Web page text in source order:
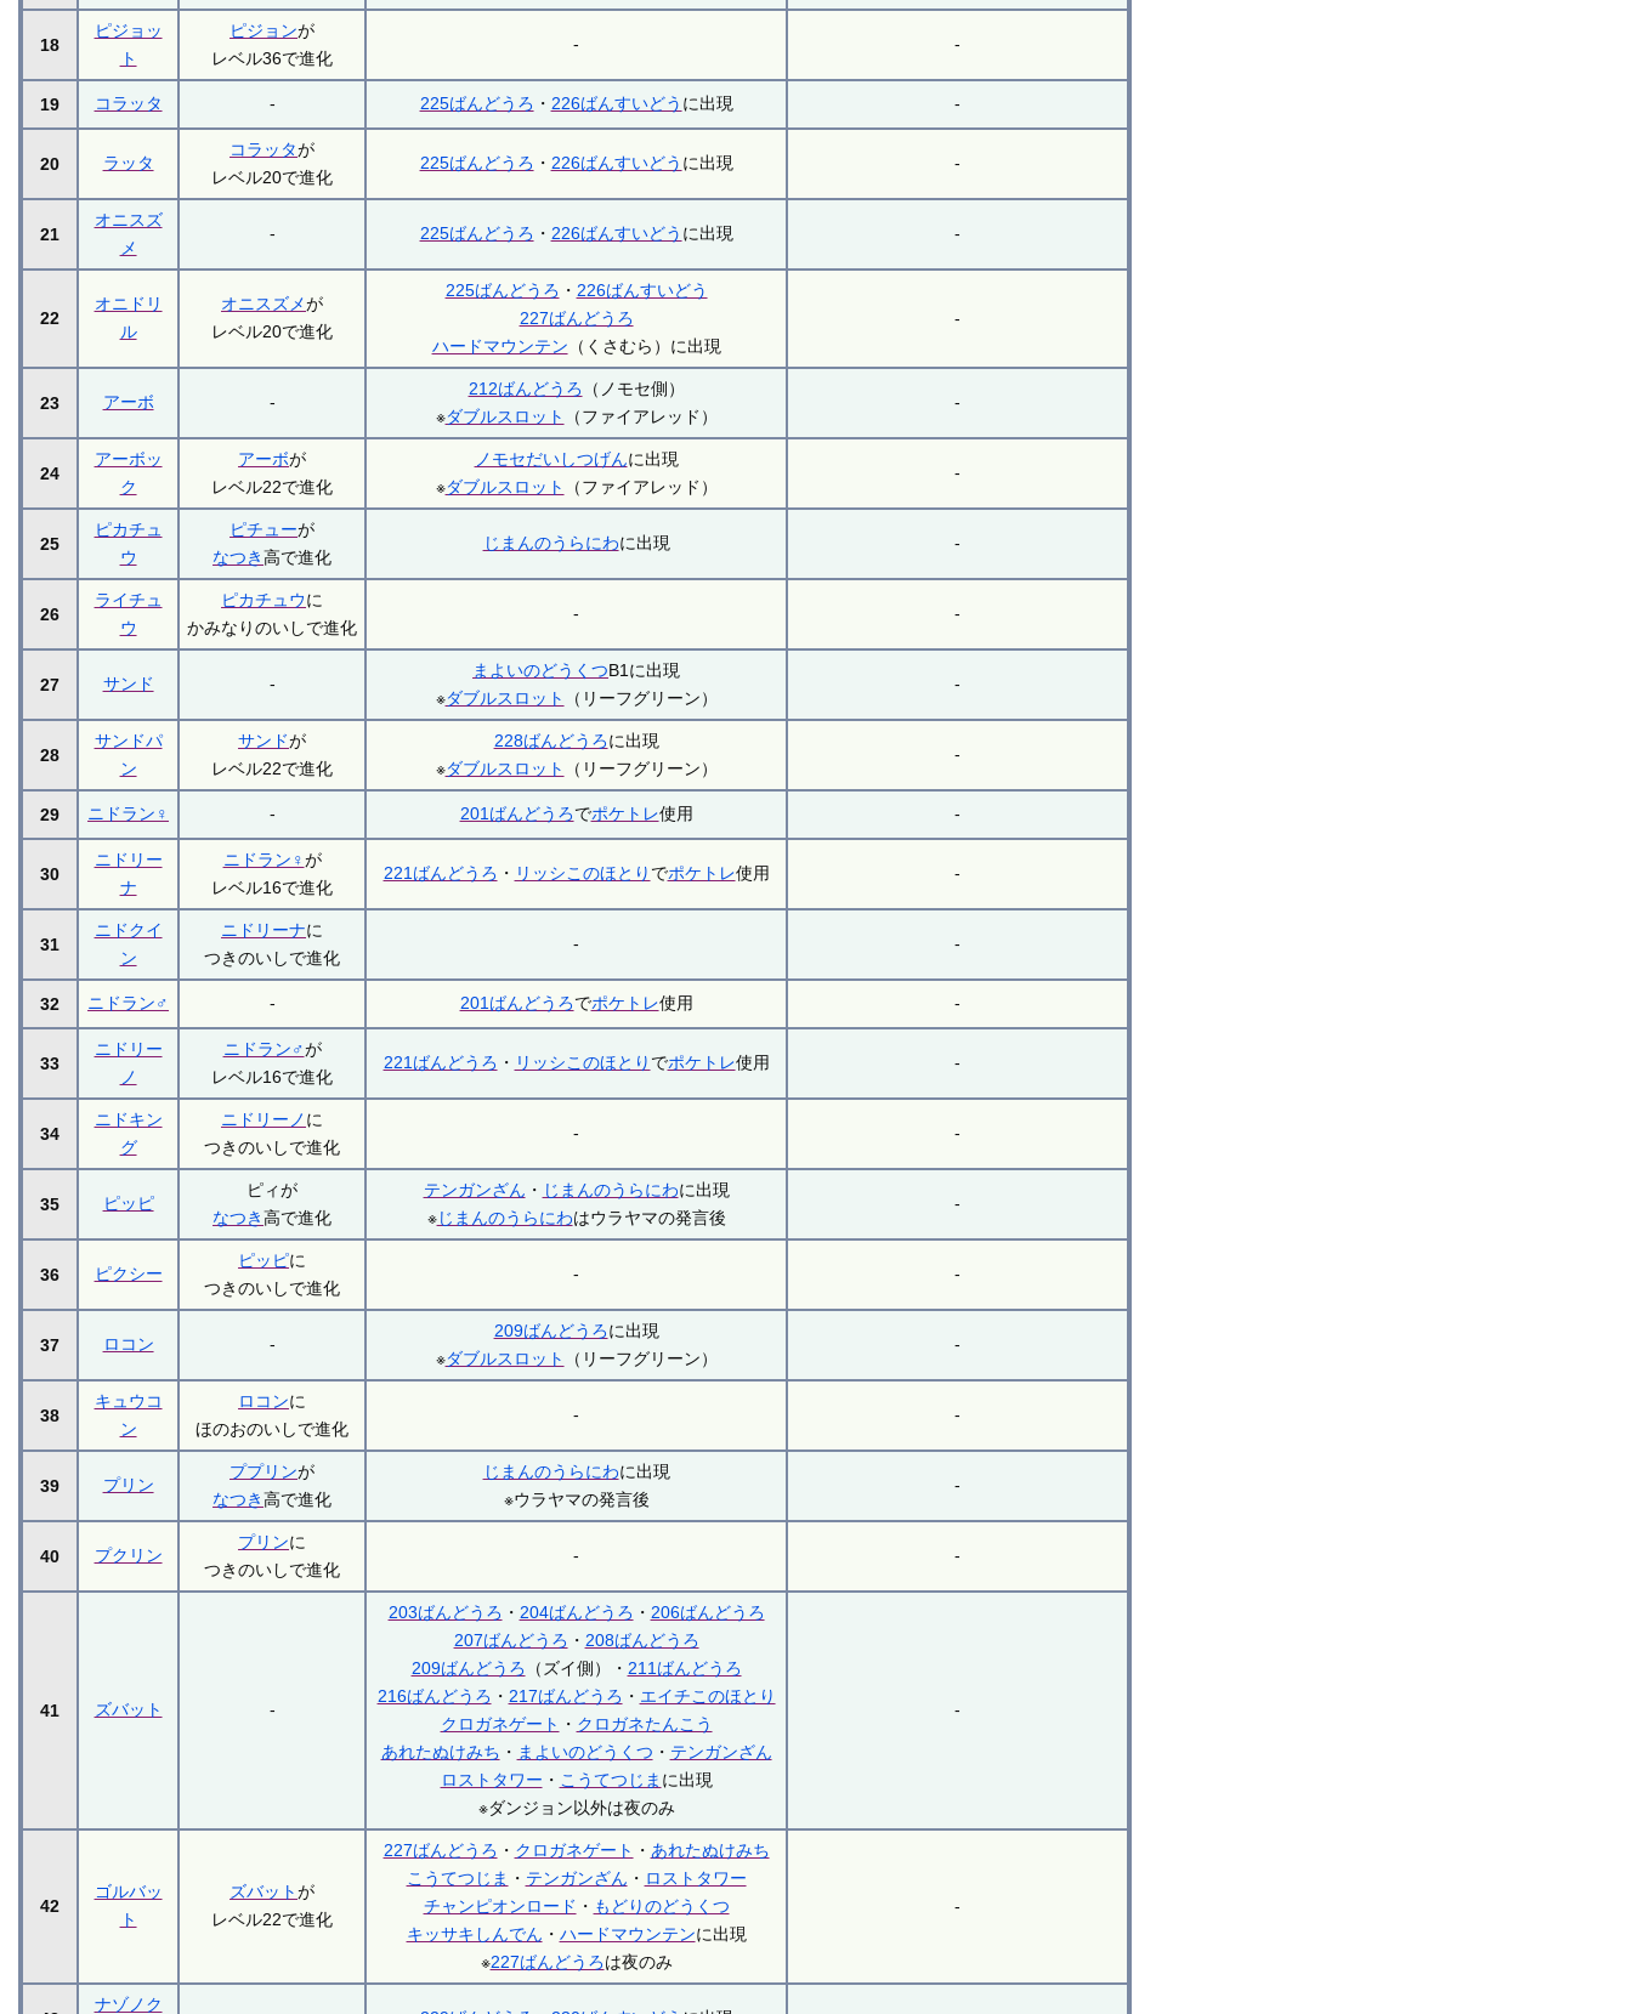
18
ピジョッ
ト
ピジョンが
レベル36で進化
- -
19 コラッタ - 225ばんどうろ ・ 226ばんすいどう に出現 -
20 ラッタ
コラッタが
レベル20で進化
225ばんどうろ ・ 226ばんすいどう に出現 -
21
オニスズ
メ
- 225ばんどうろ ・ 226ばんすいどう に出現 -
22
オニドリ
ル
オニスズメが
レベル20で進化
225ばんどうろ ・ 226ばんすいどう
227ばんどうろ
ハードマウンテン （くさむら）に出現
-
23 アーボ -
212ばんどうろ （ノモセ側）
※ダブルスロット （ファイアレッド）
-
24
アーボッ
ク
アーボが
レベル22で進化
ノモセだいしつげんに出現
※ダブルスロット （ファイアレッド）
-
25
ピカチュ
ウ
ピチューが
なつき高で進化
じまんのうらにわに出現 -
26
ライチュ
ウ
ピカチュウに
かみなりのいしで進化
- -
27 サンド -
まよいのどうくつB1に出現
※ダブルスロット （リーフグリーン）
-
28
サンドパ
ン
サンドが
レベル22で進化
228ばんどうろに出現
※ダブルスロット （リーフグリーン）
-
29 ニドラン♀ - 201ばんどうろでポケトレ使用 -
30
ニドリー
ナ
ニドラン♀が
レベル16で進化
221ばんどうろ ・ リッシこのほとり でポケトレ使用 -
31
ニドクイ
ン
ニドリーナに
つきのいしで進化
- -
32 ニドラン♂ - 201ばんどうろでポケトレ使用 -
33
ニドリー
ノ
ニドラン♂が
レベル16で進化
221ばんどうろ ・ リッシこのほとり でポケトレ使用 -
34
ニドキン
グ
ニドリーノ に
つきのいしで進化
- -
35 ピッピ
ピィが
なつき高で進化
テンガンざん ・ じまんのうらにわに出現
※じまんのうらにわはウラヤマの発言後
-
36 ピクシー
ピッピに
つきのいしで進化
- -
37 ロコン -
209ばんどうろに出現
※ダブルスロット （リーフグリーン）
-
38
キュウコ
ン
ロコンに
ほのおのいしで進化
- -
39 プリン
ププリンが
なつき高で進化
じまんのうらにわに出現
※ウラヤマの発言後
-
40 プクリン
プリンに
つきのいしで進化
- -
41 ズバット -
203ばんどうろ ・ 204ばんどうろ ・ 206ばんどうろ
207ばんどうろ ・ 208ばんどうろ
209ばんどうろ （ズイ側）・ 211ばんどうろ
216ばんどうろ ・ 217ばんどうろ ・ エイチこのほとり
クロガネゲート ・ クロガネたんこう
あれたぬけみち ・ まよいのどうくつ ・ テンガンざん
ロストタワー ・ こうてつじま に出現
※ダンジョン以外は夜のみ
-
42
ゴルバッ
ト
ズバットが
レベル22で進化
227ばんどうろ ・ クロガネゲート ・ あれたぬけみち
こうてつじま ・ テンガンざん ・ ロストタワー
チャンピオンロード ・ もどりのどうくつ
キッサキしんでん ・ ハードマウンテンに出現
※227ばんどうろは夜のみ
-
ナゾノク